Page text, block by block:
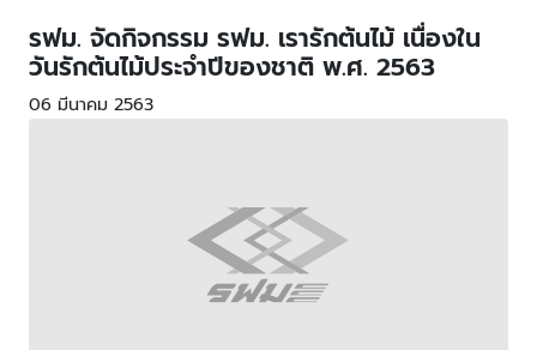
รฟม. จัดกิจกรรม รฟม. เรารักต้นไม้ เนื่องใน
วันรักต้นไม้ประจำปีของชาติ พ.ศ. 2563
06 มีนาคม 2563